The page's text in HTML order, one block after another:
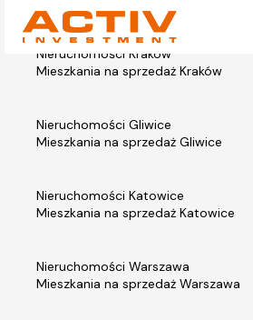
Nieruchomości Kraków
Mieszkania na sprzedaż Kraków
Nieruchomości Gliwice
Mieszkania na sprzedaż Gliwice
Nieruchomości Katowice
Mieszkania na sprzedaż Katowice
Nieruchomości Warszawa
Mieszkania na sprzedaż Warszawa